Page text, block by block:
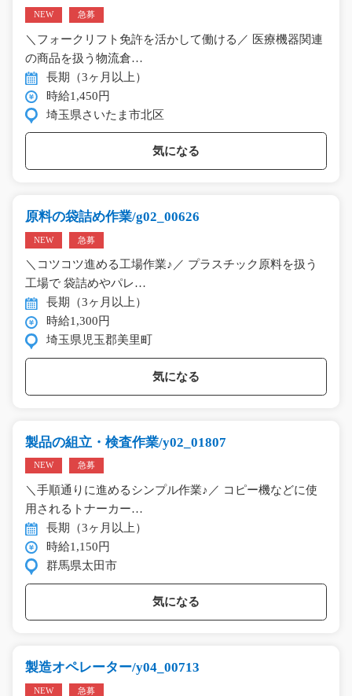
NEW 急募
＼フォークリフト免許を活かして働ける／ 医療機器関連
の商品を扱う物流倉…
長期（3ヶ月以上）
時給1,450円
埼玉県さいたま市北区
気になる
原料の袋詰め作業/g02_00626
NEW 急募
＼コツコツ進める工場作業♪／ プラスチック原料を扱う
工場で 袋詰めやパレ…
長期（3ヶ月以上）
時給1,300円
埼玉県児玉郡美里町
気になる
製品の組立・検査作業/y02_01807
NEW 急募
＼手順通りに進めるシンプル作業♪／ コピー機などに使
用されるトナーカー…
長期（3ヶ月以上）
時給1,150円
群馬県太田市
気になる
製造オペレーター/y04_00713
NEW 急募